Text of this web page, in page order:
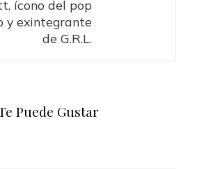
ícono del pop
y exintegrante
de G.R.L.
Puede Gustar